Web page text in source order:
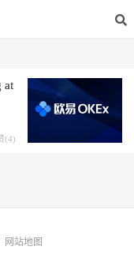
at
(4)
网站地图